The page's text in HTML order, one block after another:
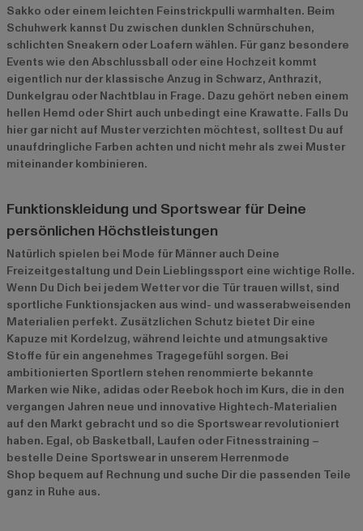
Sakko oder einem leichten Feinstrickpulli warmhalten. Beim
Schuhwerk kannst Du zwischen dunklen Schnürschuhen,
schlichten Sneakern oder Loafern wählen. Für ganz besondere
Events wie den Abschlussball oder eine Hochzeit kommt
eigentlich nur der klassische Anzug in Schwarz, Anthrazit,
Dunkelgrau oder Nachtblau in Frage. Dazu gehört neben einem
hellen Hemd oder Shirt auch unbedingt eine Krawatte. Falls Du
hier gar nicht auf Muster verzichten möchtest, solltest Du auf
unaufdringliche Farben achten und nicht mehr als zwei Muster
miteinander kombinieren.
Funktionskleidung und Sportswear für Deine
persönlichen Höchstleistungen
Natürlich spielen bei Mode für Männer auch Deine
Freizeitgestaltung und Dein Lieblingssport eine wichtige Rolle.
Wenn Du Dich bei jedem Wetter vor die Tür trauen willst, sind
sportliche Funktionsjacken aus wind- und wasserabweisenden
Materialien perfekt. Zusätzlichen Schutz bietet Dir eine
Kapuze mit Kordelzug, während leichte und atmungsaktive
Stoffe für ein angenehmes Tragegefühl sorgen. Bei
ambitionierten Sportlern stehen renommierte bekannte
Marken wie Nike, adidas oder Reebok hoch im Kurs, die in den
vergangen Jahren neue und innovative Hightech-Materialien
auf den Markt gebracht und so die Sportswear revolutioniert
haben. Egal, ob Basketball, Laufen oder Fitnesstraining –
bestelle Deine Sportswear in unserem Herrenmode
Shop bequem auf Rechnung und suche Dir die passenden Teile
ganz in Ruhe aus.